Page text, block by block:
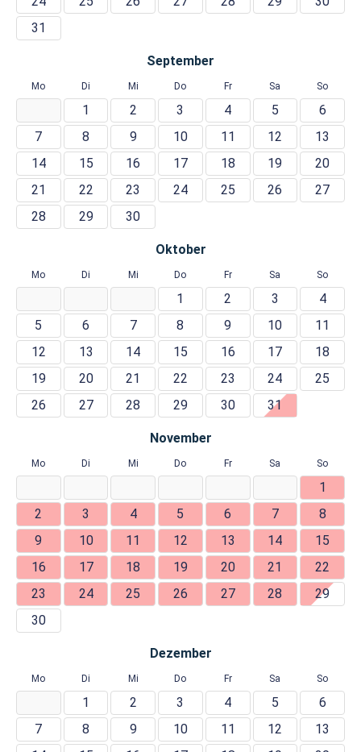
31
September
Mo Di Mi Do Fr Sa So
1 2 3 4 5
6
7
8 9 10 11 12
13
14
15 16 17 18 19
20
21
22 23 24 25 26
27
28
29 30
Oktober
Mo Di Mi Do Fr Sa So
1 2 3
4
5
6 7 8 9 10
11
12
13 14 15 16 17
18
19
20 21 22 23 24
25
26
27 28 29 30 31
November
Mo Di Mi Do Fr Sa So
1
2
3 4 5 6 7
8
9
10 11 12 13 14
15
16
17 18 19 20 21
22
23
24 25 26 27 28
29
30
Dezember
Mo Di Mi Do Fr Sa So
1 2 3 4 5
6
7
8 9 10 11 12
13